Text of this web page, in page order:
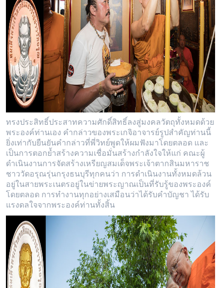
ทรงประสิทธิ์ประสาทความศักดิ์สิทธิ์ลงสู่มงคลวัตถุทั้งหมดด้วย
พระองค์ท่านเอง คำกล่าวของพระเกจิอาจารย์รูปสำคัญท่านนี้
ยิ่งเท่ากับยืนยันคำกล่าวที่พี่วิทย์พูดให้ผมฟังมาโดยตลอด และ
เป็นการตอกย้ำสร้างความเชื่อมั่นสร้างกำลังใจให้แก่ คณะผู้
ดำเนินงานการจัดสร้างเหรียญสมเด็จพระเจ้าตากสินมหาราช
ชาววัดอรุณรุ่นกรุงธนบุรีทุกคนว่า การดำเนินงานทั้งหมดล้วน
อยู่ในสายพระเนตรอยู่ในข่ายพระญาณเป็นที่รับรู้ของพระองค์
โดยตลอด การทำงานทุกอย่างเสมือนว่าได้รับคำบัญชา ได้รับ
แรงดลใจจากพระองค์ท่านทั้งสิ้น